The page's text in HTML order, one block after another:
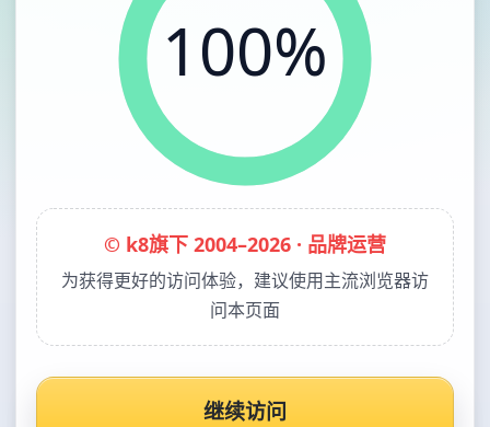
100%
© k8旗下 2004–2026 · 品牌运营
为获得更好的访问体验，建议使用主流浏览器访
问本页面
继续访问